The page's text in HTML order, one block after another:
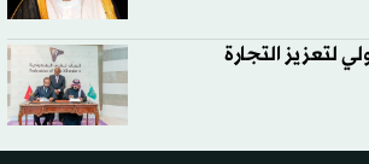
لتعزيز التجارة